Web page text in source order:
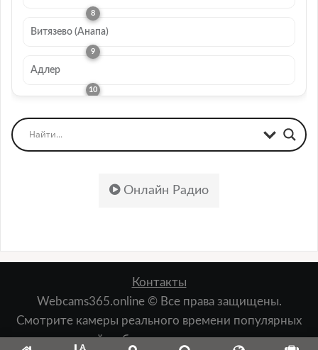
Витязево (Анапа)
Адлер
Онлайн Радио
Контакты
Webcams365.online © Все права защищены.
Смотрите камеры реального времени популярных
мест: пляжей, набережных, лыжных курортов,